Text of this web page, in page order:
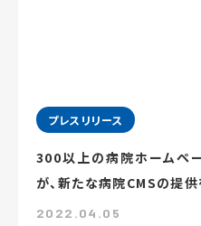
プレスリリース
300以上の病院ホームペ
が、新たな病院CMSの提供
2022.04.05